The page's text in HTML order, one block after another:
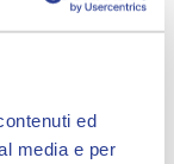
ed
media e per